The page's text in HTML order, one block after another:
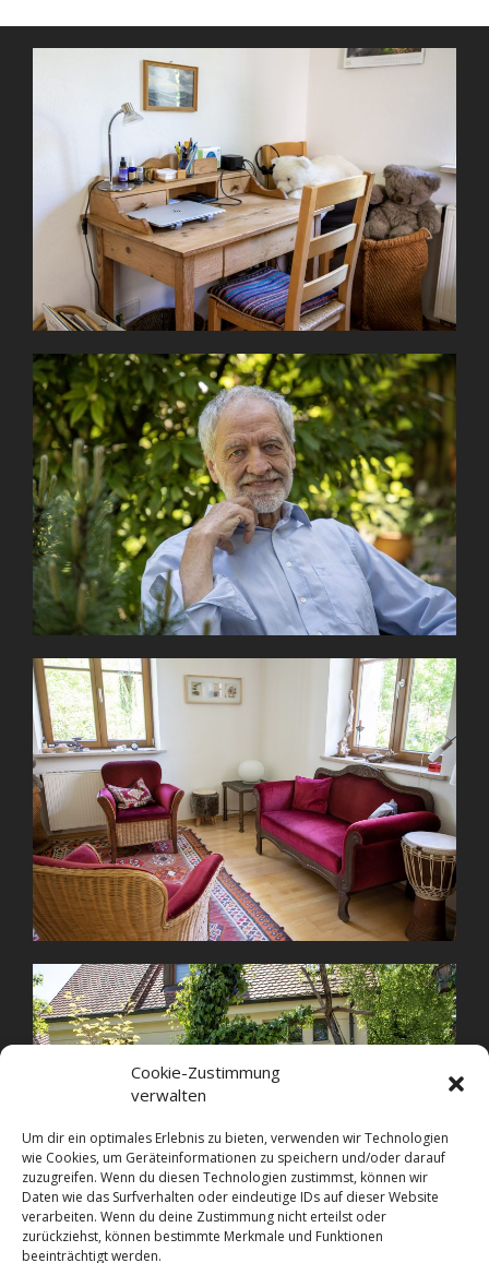
Cookie-Zustimmung
verwalten
Um dir ein optimales Erlebnis zu bieten, verwenden wir Technologien
wie Cookies, um Geräteinformationen zu speichern und/oder darauf
zuzugreifen. Wenn du diesen Technologien zustimmst, können wir
Daten wie das Surfverhalten oder eindeutige IDs auf dieser Website
verarbeiten. Wenn du deine Zustimmung nicht erteilst oder
zurückziehst, können bestimmte Merkmale und Funktionen
beeinträchtigt werden.